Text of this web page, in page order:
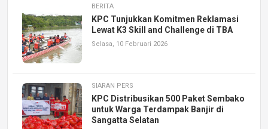
BERITA
KPC Tunjukkan Komitmen Reklamasi
Lewat K3 Skill and Challenge di TBA
Selasa, 10 Februari 2026
SIARAN PERS
KPC Distribusikan 500 Paket Sembako
untuk Warga Terdampak Banjir di
Sangatta Selatan